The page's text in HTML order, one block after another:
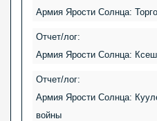
Армия Ярости Солнца:
Отчет/лог:
Армия Ярости Солнца:
Отчет/лог:
Армия Ярости Солнца:
войны